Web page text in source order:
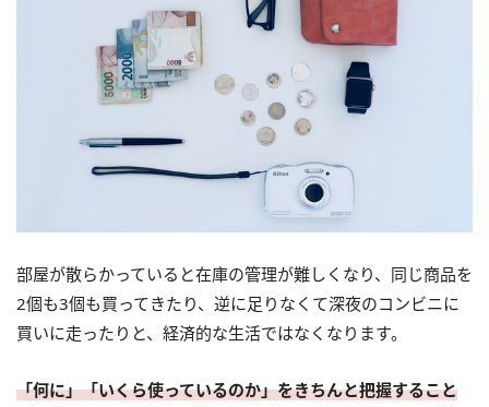
部屋が散らかっていると在庫の管理が難しくなり、同じ商品を
2個も3個も買ってきたり、逆に足りなくて深夜のコンビニに
買いに走ったりと、経済的な生活ではなくなります。
「何に」「いくら使っているのか」をきちんと把握すること